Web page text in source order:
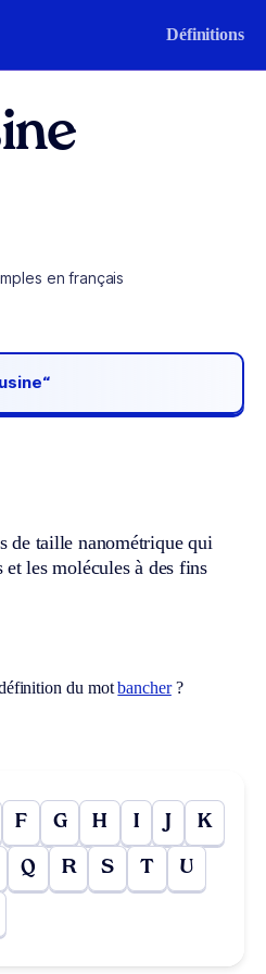
Définitions
en français
de taille nanométrique qui
les molécules à des fins
du motbancher?
F G H I J K
Q R S T U